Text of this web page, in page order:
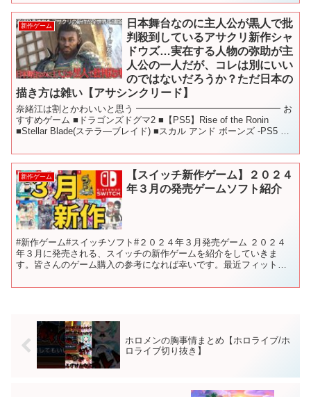
新作ゲーム
日本舞台なのに主人公が黒人で批
判殺到しているアサクリ新作シャ
ドウズ…実在する人物の弥助が主
人公の一人だが、コレは別にいい
のではないだろうか？ただ日本の
描き方は雑い【アサシンクリード】
奈緒江は割とかわいいと思う ━━━━━━━━━━━━━━━━ お
すすめゲーム ■ドラゴンズドグマ2 ■【PS5】Rise of the Ronin
■Stellar Blade(ステラ―ブレイド) ■スカル アンド ボーンズ -PS5 ■
新作ゲーム
【スイッチ新作ゲーム】２０２４
年３月の発売ゲームソフト紹介
#新作ゲーム#スイッチソフト#２０２４年３月発売ゲーム ２０２４
年３月に発売される、スイッチの新作ゲームを紹介をしていきま
す。皆さんのゲーム購入の参考になれば幸いです。最近フィットボ
ホロメンの胸事情まとめ【ホロライブ/ホ
ロライブ切り抜き】